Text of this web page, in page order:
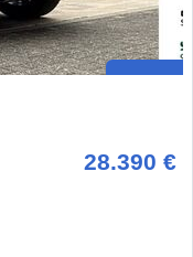
28.390 €